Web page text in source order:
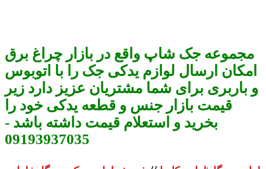
مجموعه جک شاپ واقع در بازار چراغ برق
امکان ارسال لوازم یدکی جک را با اتوبوس
و باربری برای شما مشتریان عزیز دارد زیر
قیمت بازار جنس و قطعه یدکی خود را
بخرید و استعلام قیمت داشته باشد -
09193937035